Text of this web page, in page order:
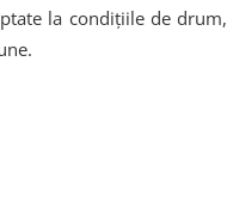
la condițiile de drum,